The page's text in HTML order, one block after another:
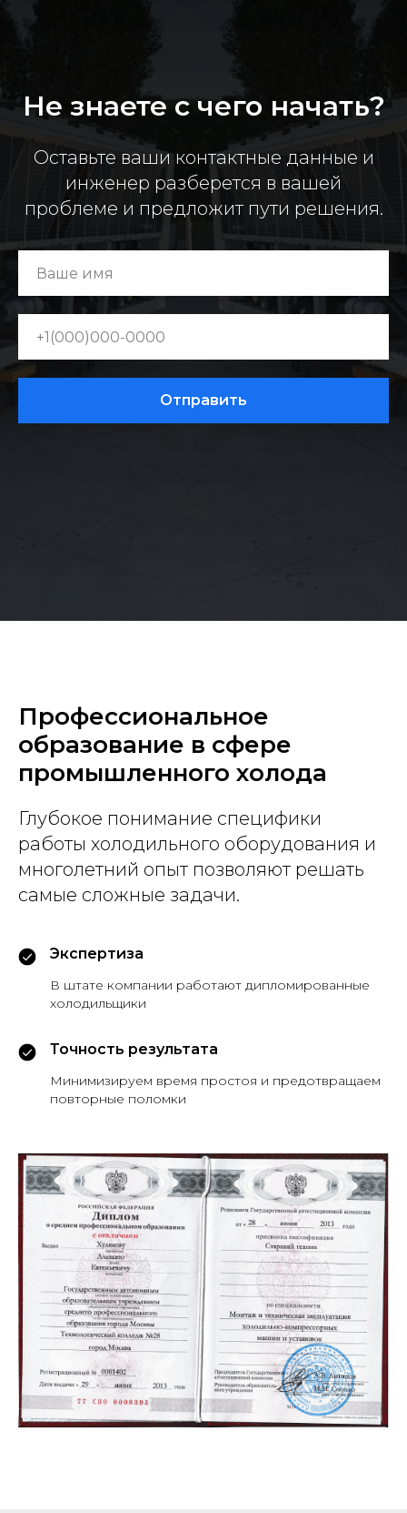
Не знаете с чего начать?
Оставьте ваши контактные данные и
инженер разберется в вашей
проблеме и предложит пути решения.
Отправить
Профессиональное
образование в сфере
промышленного холода
Глубокое понимание специфики
работы холодильного оборудования и
многолетний опыт позволяют решать
самые сложные задачи.
Экспертиза
В штате компании работают дипломированные
холодильщики
Точность результата
Минимизируем время простоя и предотвращаем
повторные поломки